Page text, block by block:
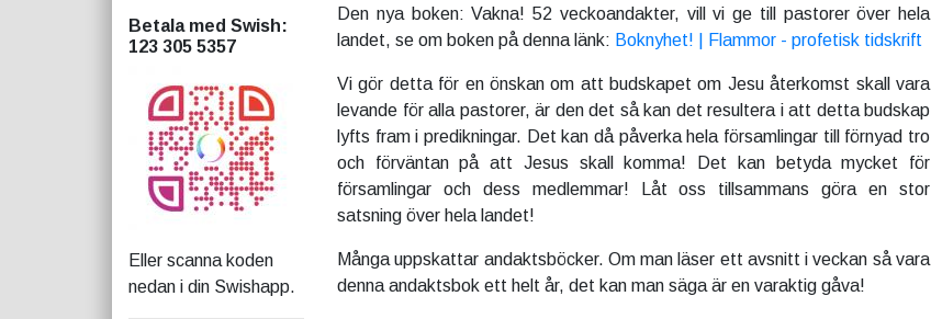
Betala med Swish:
123 305 5357
Eller scanna koden
nedan i din Swishapp.
Den nya boken: Vakna! 52 veckoandakter, vill vi ge till pastorer över hela
landet, se om boken på denna länk: Boknyhet! | Flammor - profetisk tidskrift
Vi gör detta för en önskan om att budskapet om Jesu återkomst skall vara
levande för alla pastorer, är den det så kan det resultera i att detta budskap
lyfts fram i predikningar. Det kan då påverka hela församlingar till förnyad tro
och förväntan på att Jesus skall komma! Det kan betyda mycket för
församlingar och dess medlemmar! Låt oss tillsammans göra en stor
satsning över hela landet!
Många uppskattar andaktsböcker. Om man läser ett avsnitt i veckan så vara
denna andaktsbok ett helt år, det kan man säga är en varaktig gåva!